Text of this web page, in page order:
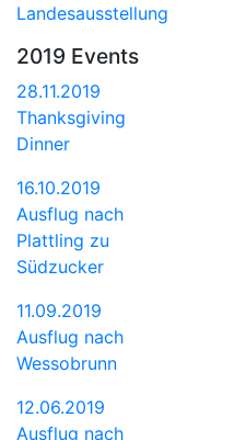
Landesausstellung
2019 Events
28.11.2019
Thanksgiving
Dinner
16.10.2019
Ausflug nach
Plattling zu
Südzucker
11.09.2019
Ausflug nach
Wessobrunn
12.06.2019
Ausflug nach